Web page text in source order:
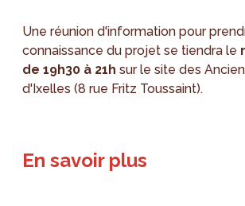
Une réunion d'information pour
connaissance du projet se tiendra le
de 19h30 à 21h sur le site des
d'Ixelles (8 rue Fritz Toussaint).
En savoir plus